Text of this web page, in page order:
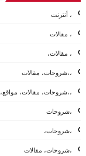
، أنترنت
، مقالات
، مقالات،
،،شروحات، مقالات
،،شروحات، مقالات، مواقع،
،شروحات
،شروحات،
،شروحات، مقالات